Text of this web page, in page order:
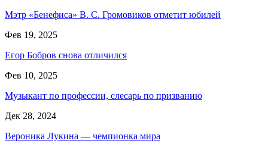
Мэтр «Бенефиса» В. С. Громовиков отметит юбилей
Фев 19, 2025
Егор Бобров снова отличился
Фев 10, 2025
Музыкант по профессии, слесарь по призванию
Дек 28, 2024
Вероника Лукина — чемпионка мира